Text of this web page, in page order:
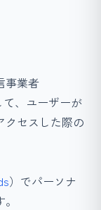
事業者
て、ユーザーが
クセスした際の
）でパーソナ